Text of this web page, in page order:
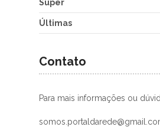
Super
Últimas
Contato
Para mais informações ou